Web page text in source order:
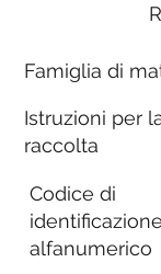
Famiglia di
Istruzioni per
raccolta
Codice di
identificazione
alfanumerico